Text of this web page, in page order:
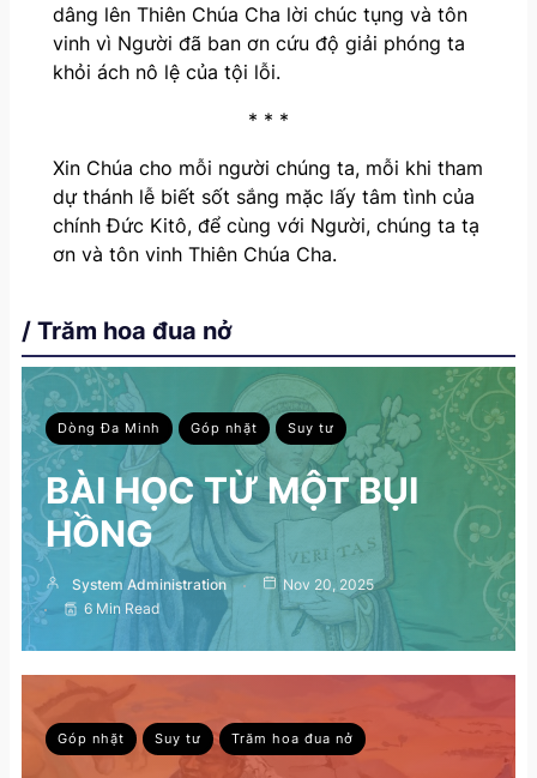
dâng lên Thiên Chúa Cha lời chúc tụng và tôn
vinh vì Người đã ban ơn cứu độ giải phóng ta
khỏi ách nô lệ của tội lỗi.
* * *
Xin Chúa cho mỗi người chúng ta, mỗi khi tham
dự thánh lễ biết sốt sắng mặc lấy tâm tình của
chính Đức Kitô, để cùng với Người, chúng ta tạ
ơn và tôn vinh Thiên Chúa Cha.
/ Trăm hoa đua nở
Dòng Đa Minh Góp nhặt Suy tư
BÀI HỌC TỪ MỘT BỤI
HỒNG
System Administration
Nov 20, 2025
6 Min Read
Góp nhặt Suy tư Trăm hoa đua nở